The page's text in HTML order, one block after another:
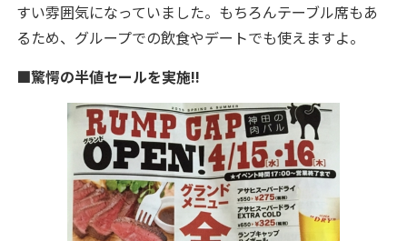
すい雰囲気になっていました。もちろんテーブル席もあ
るため、グループでの飲食やデートでも使えますよ。
■驚愕の半値セールを実施!!